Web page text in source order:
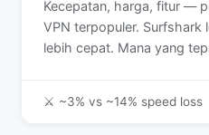
Kecepatan, harga, fitur —
VPN terpopuler. Surfshark
lebih cepat. Mana yang
⚔️ ~3% vs ~14% speed loss